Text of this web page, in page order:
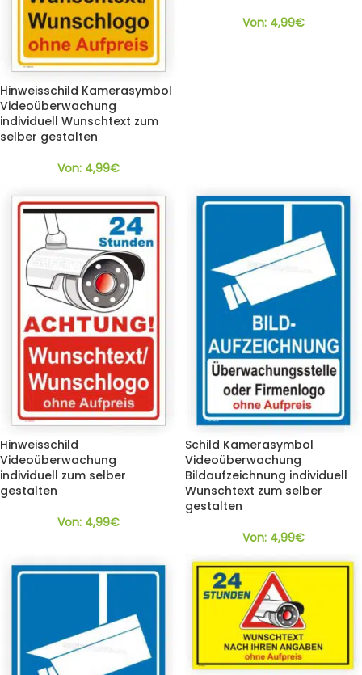
Hinweisschild Kamerasymbol
Videoüberwachung
individuell Wunschtext zum
selber gestalten
Von: 4,99€
Von: 4,99€
Hinweisschild
Videoüberwachung
individuell zum selber
gestalten
Von: 4,99€
Schild Kamerasymbol
Videoüberwachung
Bildaufzeichnung individuell
Wunschtext zum selber
gestalten
Von: 4,99€